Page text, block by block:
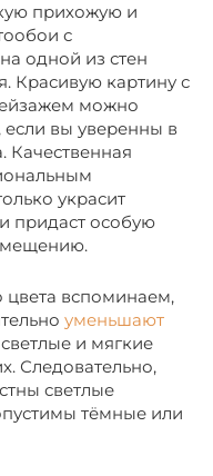
прихожую и
с
одной из стен
Красивую картину с
можно
если вы уверенны в
Качественная
украсит
придаст особую
вспоминаем,
уменьшают
светлые и мягкие
Следовательно,
светлые
тёмные или